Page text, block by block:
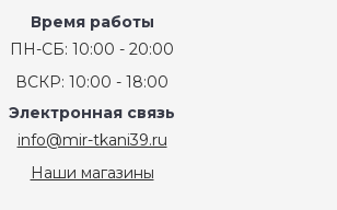
Время работы
ПН-СБ: 10:00 - 20:00
ВСКР: 10:00 - 18:00
Электронная связь
info@mir-tkani39.ru
Наши магазины